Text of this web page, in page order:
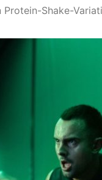
Shake-